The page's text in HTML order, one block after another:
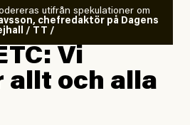
utifrån spekulationer om
chefredaktör på Dagens
/ TT /
Vi
allt och alla